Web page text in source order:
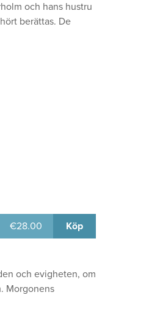
och hans hustru
berättas. De
€28.00 Köp
och evigheten, om
Morgonens